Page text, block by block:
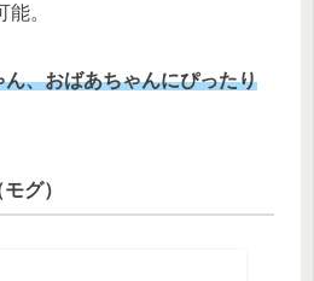
。
、おばあちゃんにぴったり
グ）